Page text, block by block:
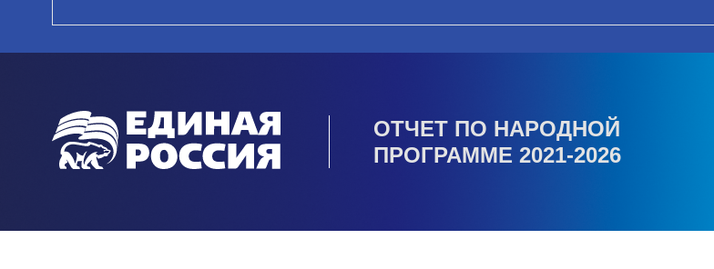
ОТЧЕТ ПО НАРОДНОЙ
ПРОГРАММЕ 2021-2026